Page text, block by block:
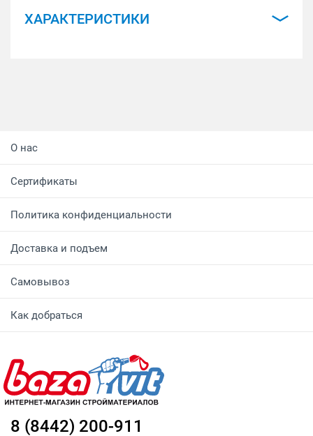
ХАРАКТЕРИСТИКИ
О нас
Сертификаты
Политика конфиденциальности
Доставка и подъем
Самовывоз
Как добраться
8 (8442) 200-911